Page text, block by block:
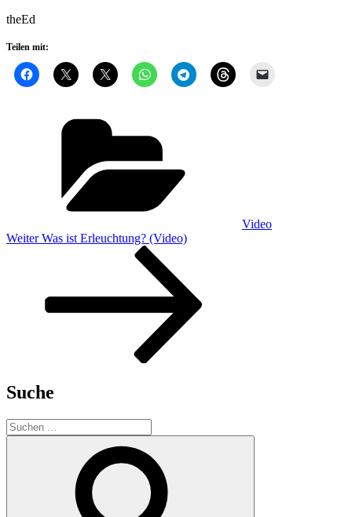
theEd
Teilen mit:
Video
Beitragsnavigation
Nächster
Weiter Was ist Erleuchtung? (Video)
Suche
Suchen
nach: